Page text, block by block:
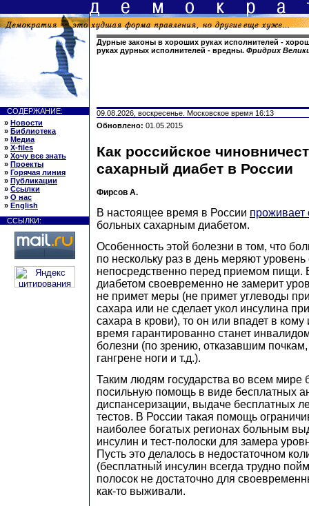
Дурные законы в хороших руках исполнителей -
руках дурных исполнителей - вредны. Фридрих
СОДЕРЖАНИЕ:
» Новости
» Библиотека
» Медиа
» X-files
» Хочу все знать
» Проекты
» Горячая линия
» Публикации
» Ссылки
» О нас
» English
ССЫЛКИ:
09.08.2026, воскресенье. Московское время 16:13
Обновлено: 01.05.2015
Как российское
сахарный диабет в России
Фирсов А.
В настоящее время в России проживает
больных сахарным диабетом.
Особенность этой болезни в том, что
по нескольку раз в день меряют уровень
непосредственно перед приемом пищи.
диабетом своевременно не замерит
не примет меры (не примет углеводы
сахара или не сделает укол инсулина
сахара в крови), то он или впадет в кому
время гарантированно станет
болезни (по зрению, отказавшим
гангрене ноги и т.д.).
Таким людям государства во всем мире
посильную помощь в виде бесплатных
диспансеризации, выдаче бесплатных
тестов. В России такая помощь
наиболее богатых регионах больным
инсулин и тест-полоски для замера
Пусть это делалось в недостаточном
(бесплатный инсулин всегда трудно
полосок не достаточно для
как-то выживали.